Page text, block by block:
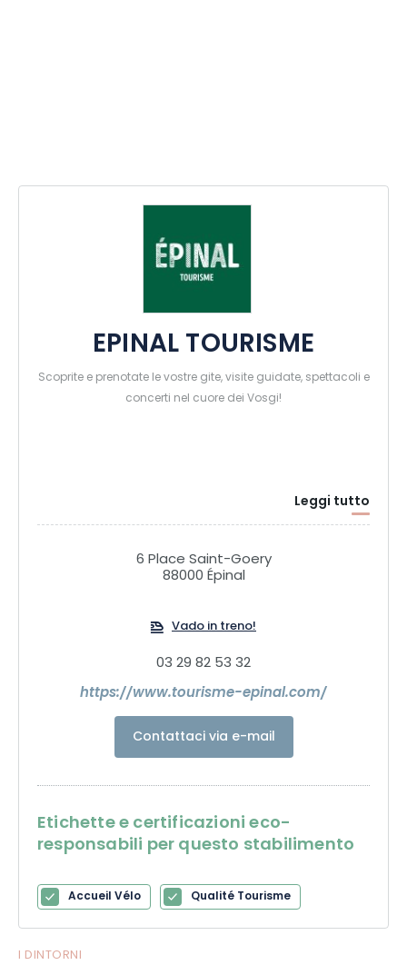
EPINAL TOURISME
Scoprite e prenotate le vostre gite, visite guidate, spettacoli e
concerti nel cuore dei Vosgi!
Leggi tutto
6 Place Saint-Goery
88000 Épinal
Vado in treno!
03 29 82 53 32
https://www.tourisme-epinal.com/
Contattaci via e-mail
Etichette e certificazioni eco-
responsabili per questo stabilimento
Accueil Vélo Qualité Tourisme
I DINTORNI